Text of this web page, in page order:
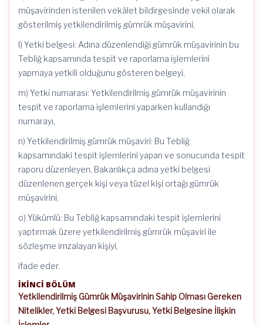
müşavirinden istenilen vekâlet bildirgesinde vekil olarak
gösterilmiş yetkilendirilmiş gümrük müşavirini,
l) Yetki belgesi: Adına düzenlendiği gümrük müşavirinin bu
Tebliğ kapsamında tespit ve raporlama işlemlerini
yapmaya yetkili olduğunu gösteren belgeyi,
m) Yetki numarası: Yetkilendirilmiş gümrük müşavirinin
tespit ve raporlama işlemlerini yaparken kullandığı
numarayı,
n) Yetkilendirilmiş gümrük müşaviri: Bu Tebliğ
kapsamındaki tespit işlemlerini yapan ve sonucunda tespit
raporu düzenleyen, Bakanlıkça adına yetki belgesi
düzenlenen gerçek kişi veya tüzel kişi ortağı gümrük
müşavirini,
o) Yükümlü: Bu Tebliğ kapsamındaki tespit işlemlerini
yaptırmak üzere yetkilendirilmiş gümrük müşaviri ile
sözleşme imzalayan kişiyi,
ifade eder.
İKİNCİ BÖLÜM
Yetkilendirilmiş Gümrük Müşavirinin Sahip Olması Gereken
Nitelikler, Yetki Belgesi Başvurusu, Yetki Belgesine İlişkin